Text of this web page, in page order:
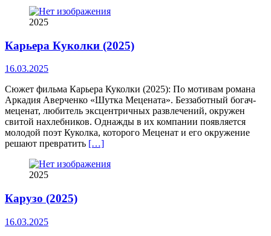
2025
Карьера Куколки (2025)
16.03.2025
Сюжет фильма Карьера Куколки (2025): По мотивам романа
Аркадия Аверченко «Шутка Мецената». Беззаботный богач-
меценат, любитель эксцентричных развлечений, окружен
свитой нахлебников. Однажды в их компании появляется
молодой поэт Куколка, которого Меценат и его окружение
решают превратить […]
2025
Карузо (2025)
16.03.2025